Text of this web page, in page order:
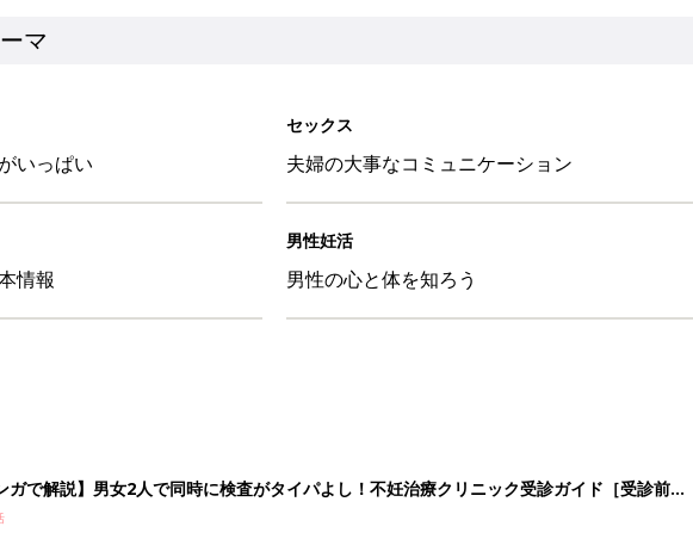
マ
いっぱい
セックス
夫婦の大事なコミュニケーション
情報
男性妊活
男性の心と体を知ろう
ガで解説】男女2人で同時に検査がタイパよし！不妊治療クリニック受診ガイド［受診前の
得］